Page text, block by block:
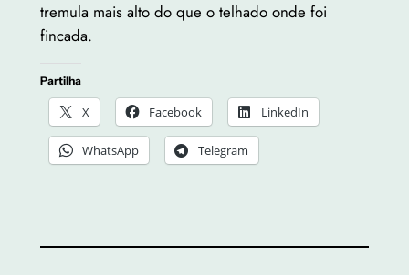
tremula mais alto do que o telhado onde foi
fincada.
Partilha
X Facebook LinkedIn
WhatsApp Telegram